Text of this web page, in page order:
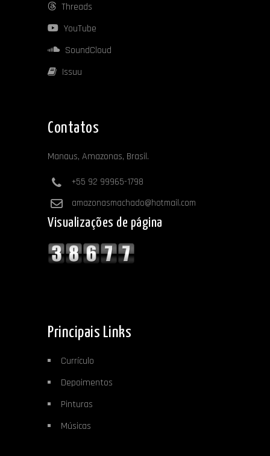
Threads
YouTube
SoundCloud
Issuu
Contatos
Manaus, Amazonas, Brasil.
+55 92 99965-1798
amazonasmachado@hotmail.com
Visualizações de página
Principais Links
Currículo
Depoimentos
Pinturas
Músicas